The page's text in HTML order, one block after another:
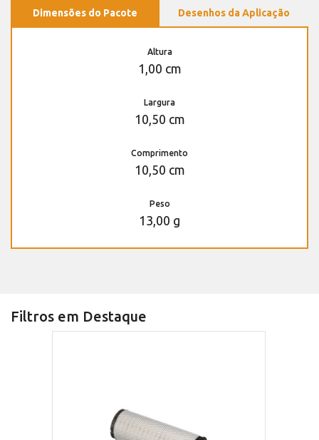
Dimensões do Pacote Desenhos da Aplicação
Altura
1,00 cm
Largura
10,50 cm
Comprimento
10,50 cm
Peso
13,00 g
Filtros em Destaque